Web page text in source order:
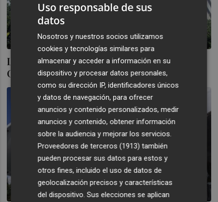
La operadora Eurona sigue los pasos de
Oryzon y se muda de Barcelona a Madrid
Uso responsable de sus
datos
Nosotros y nuestros socios utilizamos
cookies y tecnologías similares para
almacenar y acceder a información en su
dispositivo y procesar datos personales,
como su dirección IP, identificadores únicos
y datos de navegación, para ofrecer
anuncios y contenido personalizados, medir
anuncios y contenido, obtener información
sobre la audiencia y mejorar los servicios.
Proveedores de terceros (1913) también
pueden procesar sus datos para estos y
otros fines, incluido el uso de datos de
geolocalización precisos y características
del dispositivo. Sus elecciones se aplican